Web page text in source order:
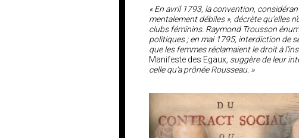
« En avril 1793, la convention,
mentalement débiles », décrète qu’elles
clubs féminins. Raymond Trousson
politiques ; en mai 1795, interdiction de
que les femmes réclamaient le droit à
Manifeste des Egaux, suggère de leur
celle qu’a prônée Rousseau. »